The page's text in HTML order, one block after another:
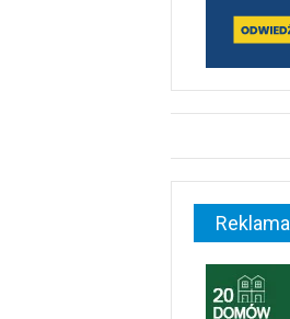
Reklama